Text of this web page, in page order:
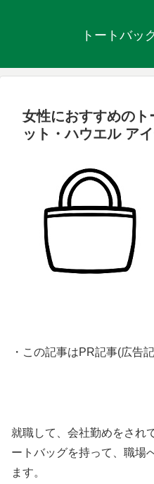
トートバッ
女性におすすめの
ット・ハウエル ア
・この記事はPR記事(広告
就職して、会社勤めをされ
ートバッグを持って、職場
ます。